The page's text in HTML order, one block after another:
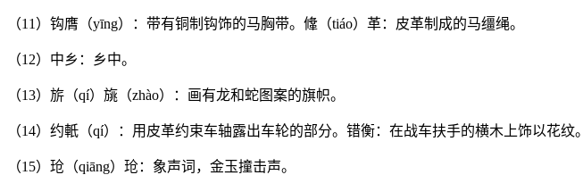
（11）钩膺（yīng）：带有铜制钩饰的马胸带。鞗（tiáo）革：皮革制成的马缰绳。
（12）中乡：乡中。
（13）旂（qí）旐（zhào）：画有龙和蛇图案的旗帜。
（14）约軝（qí）：用皮革约束车轴露出车轮的部分。错衡：在战车扶手的横木上饰以花纹。
（15）玱（qiāng）玱：象声词，金玉撞击声。